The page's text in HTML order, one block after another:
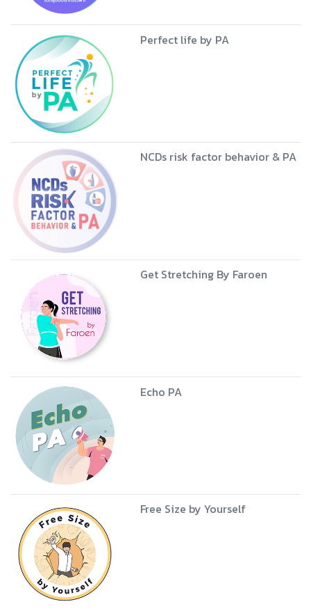
Perfect life by PA
NCDs risk factor behavior & PA
Get Stretching By Faroen
Echo PA
Free Size by Yourself